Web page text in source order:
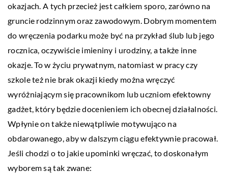
okazjach. A tych przecież jest całkiem sporo, zarówno na
gruncie rodzinnym oraz zawodowym. Dobrym momentem
do wręczenia podarku może być na przykład ślub lub jego
rocznica, oczywiście imieniny i urodziny, a także inne
okazje. To w życiu prywatnym, natomiast w pracy czy
szkole też nie brak okazji kiedy można wręczyć
wyróżniającym się pracownikom lub uczniom efektowny
gadżet, który będzie docenieniem ich obecnej działalności.
Wpłynie on także niewątpliwie motywująco na
obdarowanego, aby w dalszym ciągu efektywnie pracował.
Jeśli chodzi o to jakie upominki wręczać, to doskonałym
wyborem są tak zwane: